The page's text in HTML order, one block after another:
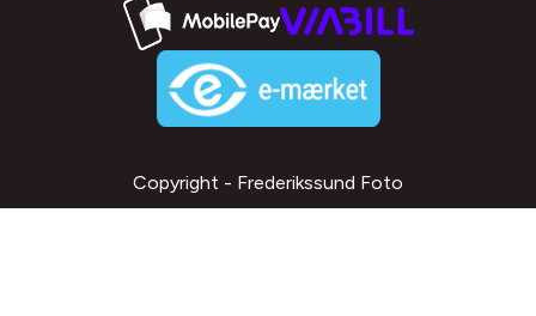
Copyright - Frederikssund Foto